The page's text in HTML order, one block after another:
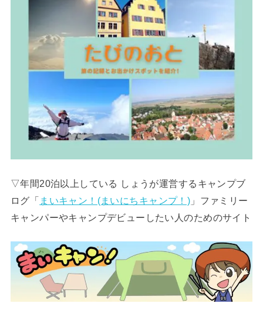
▽年間20泊以上している しょうが運営するキャンプブ
ログ「 まいキャン！(まいにちキャンプ！) 」ファミリー
キャンパーやキャンプデビューしたい人のためのサイト